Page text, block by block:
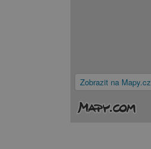
Zobrazit na Mapy.cz